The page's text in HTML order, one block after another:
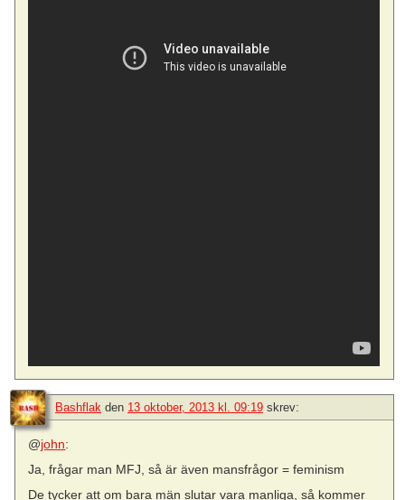
Bashflak den 13 oktober, 2013 kl. 09:19 skrev:
@john:
Ja, frågar man MFJ, så är även mansfrågor = feminism
De tycker att om bara män slutar vara manliga, så kommer